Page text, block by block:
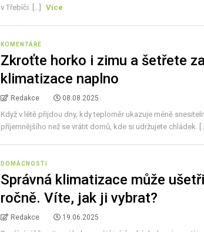
v Třebíči. [...]
Více
KOMENTÁŘE
Zkroťte horko i zimu a šetřete
klimatizace naplno
Redakce 08.08.2025
Když v létě přijdou dny, kdy teploměr ukazuje méně
příjemnějšího než se vrátit domů, kde si udržujete chládek.
DOMÁCNOSTI
Správná klimatizace může
ročně. Víte, jak ji vybrat?
Redakce 19.06.2025